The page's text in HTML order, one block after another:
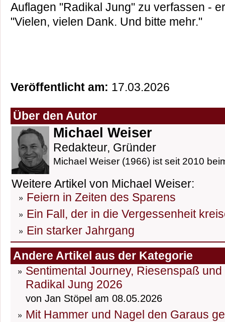
Auflagen "Radikal Jung" zu verfassen -
"Vielen, vielen Dank. Und bitte mehr."
Veröffentlicht am: 17.03.2026
Über den Autor
Michael Weiser
Redakteur, Gründer
Michael Weiser (1966) ist seit 2010
Weitere Artikel von Michael Weiser:
Feiern in Zeiten des Sparens
Ein Fall, der in die Vergessenheit
Ein starker Jahrgang
Andere Artikel aus der Kategorie
Sentimental Journey, Riesenspaß
Radikal Jung 2026
von Jan Stöpel am 08.05.2026
Mit Hammer und Nagel den Garaus